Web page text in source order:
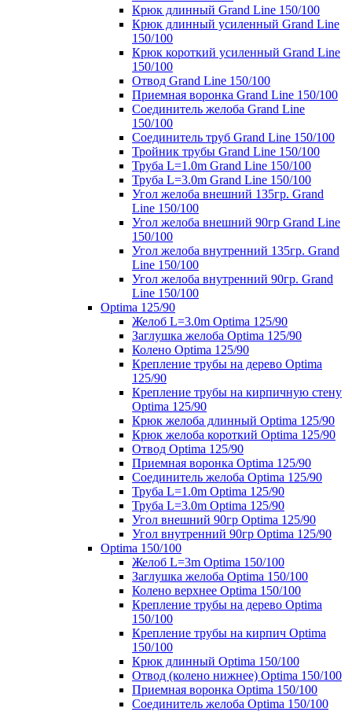
Крюк длинный Grand Line 150/100
Крюк длинный усиленный Grand Line
150/100
Крюк короткий усиленный Grand Line
150/100
Отвод Grand Line 150/100
Приемная воронка Grand Line 150/100
Соединитель желоба Grand Line
150/100
Соединитель труб Grand Line 150/100
Тройник трубы Grand Line 150/100
Труба L=1.0m Grand Line 150/100
Труба L=3.0m Grand Line 150/100
Угол желоба внешний 135гр. Grand
Line 150/100
Угол желоба внешний 90гр Grand Line
150/100
Угол желоба внутренний 135гр. Grand
Line 150/100
Угол желоба внутренний 90гр. Grand
Line 150/100
Optima 125/90
Желоб L=3.0m Optima 125/90
Заглушка желоба Optima 125/90
Колено Optima 125/90
Крепление трубы на дерево Optima
125/90
Крепление трубы на кирпичную стену
Optima 125/90
Крюк желоба длинный Optima 125/90
Крюк желоба короткий Optima 125/90
Отвод Optima 125/90
Приемная воронка Optima 125/90
Соединитель желоба Optima 125/90
Труба L=1.0m Optima 125/90
Труба L=3.0m Optima 125/90
Угол внешний 90гр Optima 125/90
Угол внутренний 90гр Optima 125/90
Optima 150/100
Желоб L=3m Optima 150/100
Заглушка желоба Optima 150/100
Колено верхнее Optima 150/100
Крепление трубы на дерево Optima
150/100
Крепление трубы на кирпич Optima
150/100
Крюк длинный Optima 150/100
Отвод (колено нижнее) Optima 150/100
Приемная воронка Optima 150/100
Соединитель желоба Optima 150/100